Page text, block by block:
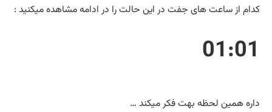
کدام از ساعت های جفت در این حالت را در ادامه مشاهده میکنید :
01:01
داره همین لحظه بهت فکر میکند …